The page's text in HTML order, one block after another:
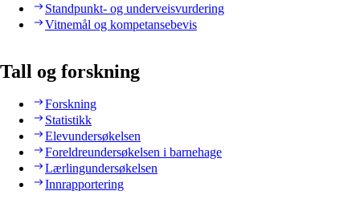
Standpunkt- og underveisvurdering
Vitnemål og kompetansebevis
Tall og forskning
Forskning
Statistikk
Elevundersøkelsen
Foreldreundersøkelsen i barnehage
Lærlingundersøkelsen
Innrapportering